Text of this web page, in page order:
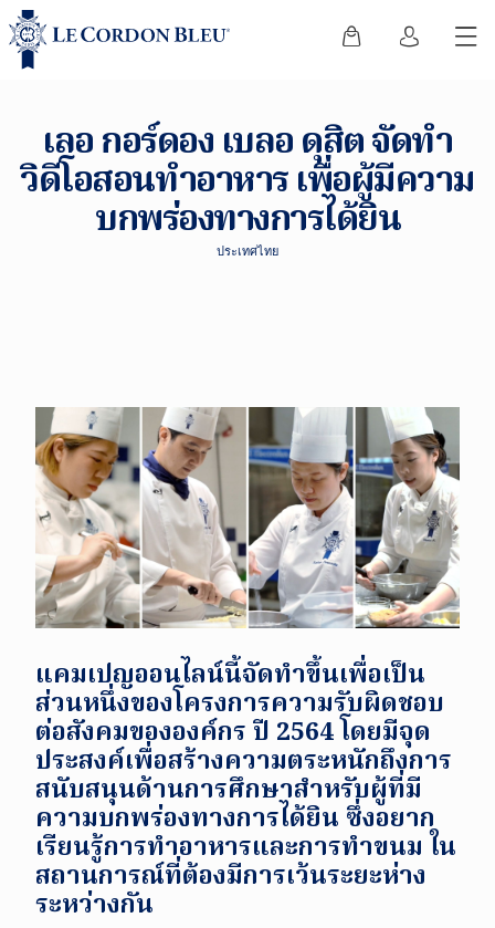
เลอ กอร์ดอง เบลอ ดุสิต จัดทำ
วิดีโอสอนทำอาหาร เพื่อผู้มีความ
บกพร่องทางการได้ยิน
ประเทศไทย
แคมเปญออนไลน์นี้จัดทำขึ้นเพื่อเป็น
ส่วนหนึ่งของโครงการความรับผิดชอบ
ต่อสังคมขององค์กร ปี 2564 โดยมีจุด
ประสงค์เพื่อสร้างความตระหนักถึงการ
สนับสนุนด้านการศึกษาสำหรับผู้ที่มี
ความบกพร่องทางการได้ยิน ซึ่งอยาก
เรียนรู้การทำอาหารและการทำขนม ใน
สถานการณ์ที่ต้องมีการเว้นระยะห่าง
ระหว่างกัน